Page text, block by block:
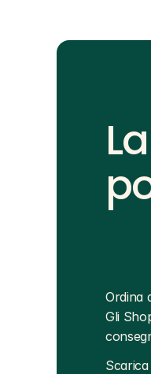
Ordina
Gli